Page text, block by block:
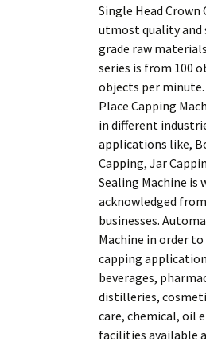
Single Head
utmost quality and
grade raw
series is from 100
objects per
Place Capping
in different
applications like,
Capping, Jar
Sealing Machine is
acknowledged
businesses.
Machine in order
capping
beverages,
distilleries,
care, chemical, oil
facilities available